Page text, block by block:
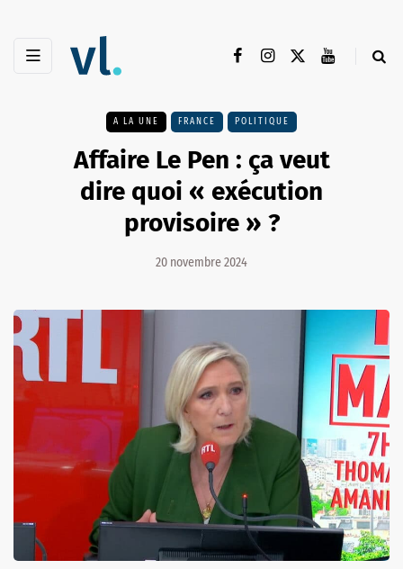
A LA UNE FRANCE POLITIQUE
Affaire Le Pen : ça veut
dire quoi « exécution
provisoire » ?
20 novembre 2024